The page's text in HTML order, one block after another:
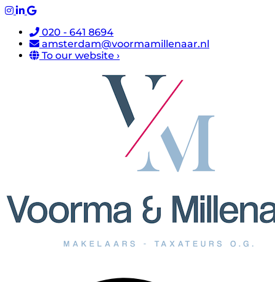
020 - 641 8694
amsterdam@voormamillenaar.nl
To our website ›